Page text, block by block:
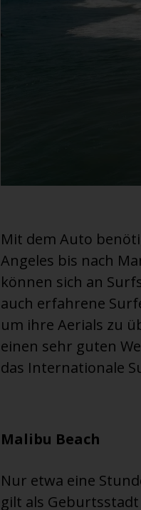
Mit dem Auto
Angeles bis nach
können sich an
auch erfahrene
um ihre Aerials zu
einen sehr guten
das Internationale
Malibu Beach
Nur etwa eine
gilt als